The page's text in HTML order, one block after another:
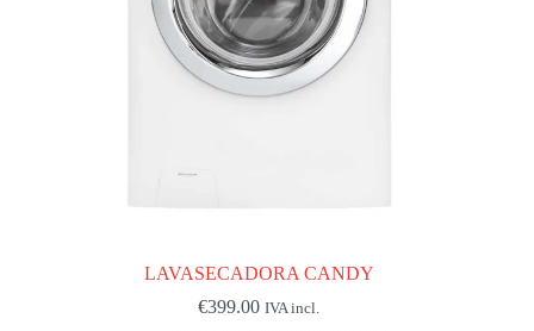
LAVASECADORA CANDY
€399.00 IVA incl.